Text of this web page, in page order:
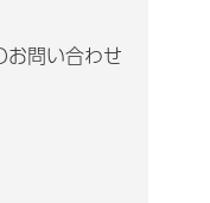
問い合わせ